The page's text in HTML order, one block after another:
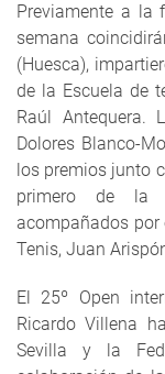
Previamente a la
semana
(Huesca),
de la Escuela de
Raúl Antequera.
Dolores Blanco-
los premios junto
primero de la
acompañados por
Tenis, Juan
El 25º Open
Ricardo Villena
Sevilla y la